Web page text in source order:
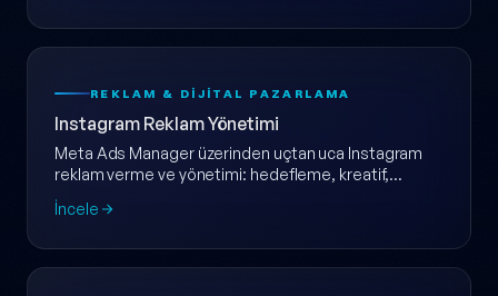
REKLAM & DIJITAL PAZARLAMA
Instagram Reklam Yönetimi
Meta Ads Manager üzerinden uçtan uca Instagram
reklam verme ve yönetimi: hedefleme, kreatif,
dönüşüm takibi ve haftalık raporlama tek pakette.
İncele